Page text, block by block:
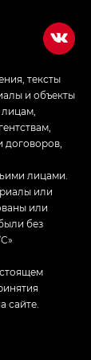
тексты
и объекты
договоров,
лицами.
или
или
без
сайте.